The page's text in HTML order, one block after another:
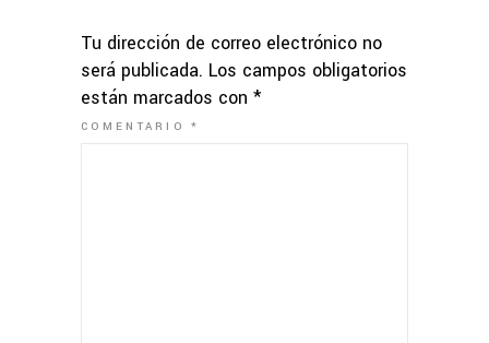
Tu dirección de correo electrónico no
será publicada. Los campos obligatorios
están marcados con *
COMENTARIO*